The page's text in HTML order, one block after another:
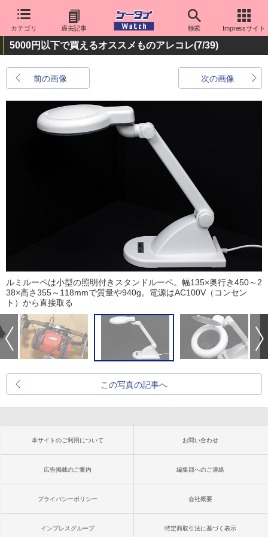
カテゴリ 過去記事 検索 Impressサイト
5000円以下で買えるオススメものアレコレ(7/39)
前の画像 次の画像
ルミルーペは小型の照明付きスタンドルーペ。幅135×奥行き450～2
38×高さ355～118mmで質量や940g。電源はAC100V（コンセン
ト）から直接取る
この写真の記事へ
本サイトのご利用について お問い合わせ
広告掲載のご案内 編集部へのご連絡
プライバシーポリシー 会社概要
インプレスグループ 特定商取引法に基づく表示